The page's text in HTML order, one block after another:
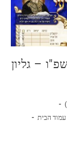
– גליון
עמוד הבית